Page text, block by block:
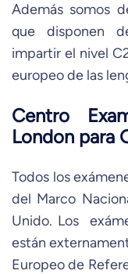
Además somos
que disponen
impartir el nivel
europeo de las
Centro
London para
Todos los
del Marco
Unido. Los
están
Europeo de